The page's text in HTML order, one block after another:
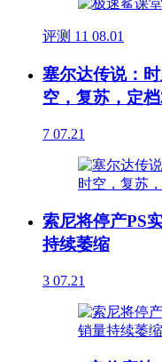
评测 11 08.01
塞尔达传说：
空，复苏，定
7 07.21
索尼将停产PS
持续萎缩
3 07.21